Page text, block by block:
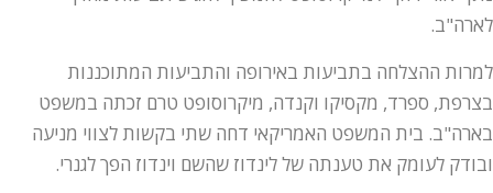
לארה"ב.
למרות ההצלחה בתביעות באירופה והתביעות המתוכננות
בצרפת, ספרד, מקסיקו וקנדה, מיקרוסופט טרם זכתה במשפט
בארה"ב. בית המשפט האמריקאי דחה שתי בקשות לצווי מניעה
ובודק לעומק את טענתה של לינדוז שהשם וינדוז הפך לגנרי.